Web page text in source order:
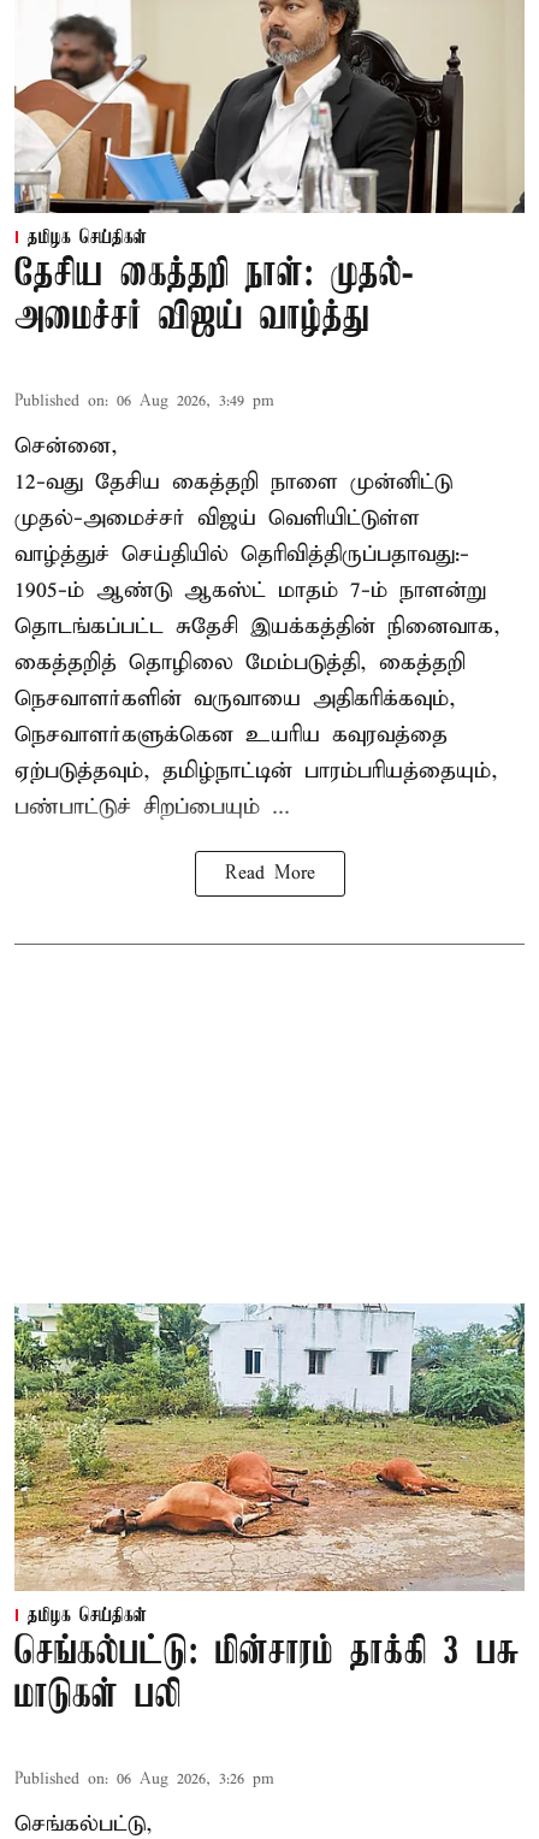
தமிழக செய்திகள்
தேசிய கைத்தறி நாள்: முதல்-
அமைச்சர் விஜய் வாழ்த்து
Published on: 06 Aug 2026, 3:49 pm
சென்னை,
12-வது தேசிய கைத்தறி நாளை முன்னிட்டு
முதல்-அமைச்சர் விஜய் வெளியிட்டுள்ள
வாழ்த்துச் செய்தியில் தெரிவித்திருப்பதாவது:-
1905-ம் ஆண்டு ஆகஸ்ட் மாதம் 7-ம் நாளன்று
தொடங்கப்பட்ட சுதேசி இயக்கத்தின் நினைவாக,
கைத்தறித் தொழிலை மேம்படுத்தி, கைத்தறி
நெசவாளர்களின் வருவாயை அதிகரிக்கவும்,
நெசவாளர்களுக்கென உயரிய கவுரவத்தை
ஏற்படுத்தவும், தமிழ்நாட்டின் பாரம்பரியத்தையும்,
பண்பாட்டுச் சிறப்பையும் ...
Read More
தமிழக செய்திகள்
செங்கல்பட்டு: மின்சாரம் தாக்கி 3 பசு
மாடுகள் பலி
Published on: 06 Aug 2026, 3:26 pm
செங்கல்பட்டு,